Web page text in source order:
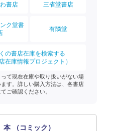
書店 三省堂書店
ク堂書
有隣堂
の書店在庫を検索する
店在庫情報プロジェクト）
て現在在庫や取り扱いがない場
す。詳しい購入方法は、各書店
ご確認ください。
本 （コミック）